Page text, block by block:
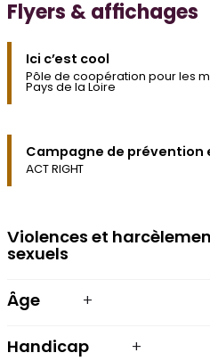
Flyers & affichages
Ici c’est cool
Pôle de coopération pour les
Pays de la Loire
Campagne de prévention
ACT RIGHT
Violences et
sexuels
Âge
Handicap